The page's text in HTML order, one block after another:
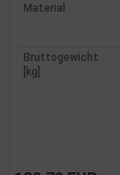
Material
Bruttogewicht
[kg]
Reifen